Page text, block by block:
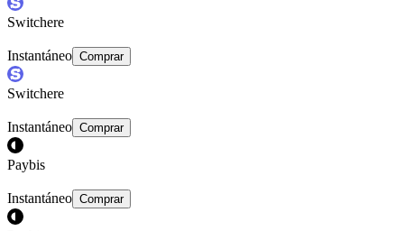
Switchere
Instantáneo Comprar
Switchere
Instantáneo Comprar
Paybis
Instantáneo Comprar